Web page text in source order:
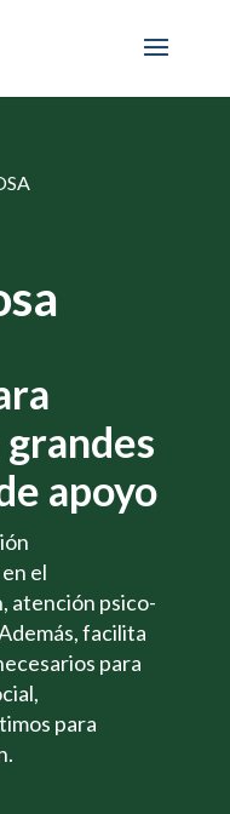
apoyo
el
atención psico-
facilita
para
para